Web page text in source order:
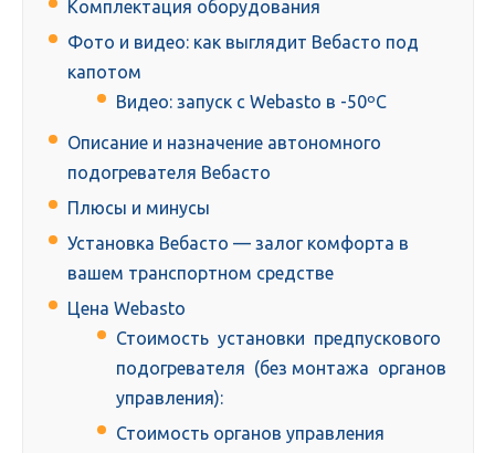
Комплектация оборудования
Фото и видео: как выглядит Вебасто под
капотом
Видео: запуск с Webasto в -50ºC
Описание и назначение автономного
подогревателя Вебасто
Плюсы и минусы
Установка Вебасто — залог комфорта в
вашем транспортном средстве
Цена Webasto
Стоимость установки предпускового
подогревателя (без монтажа органов
управления):
Стоимость органов управления